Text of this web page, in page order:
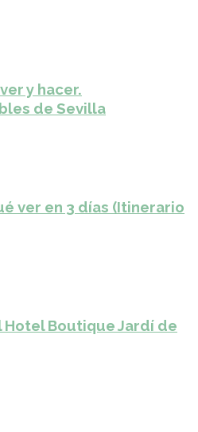
y hacer.
de Sevilla
ver en 3 días (Itinerario
Hotel Boutique Jardí de